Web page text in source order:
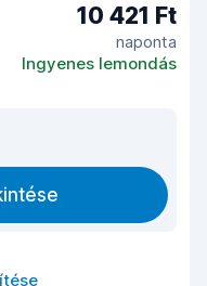
10 421 Ft
naponta
Ingyenes lemondás